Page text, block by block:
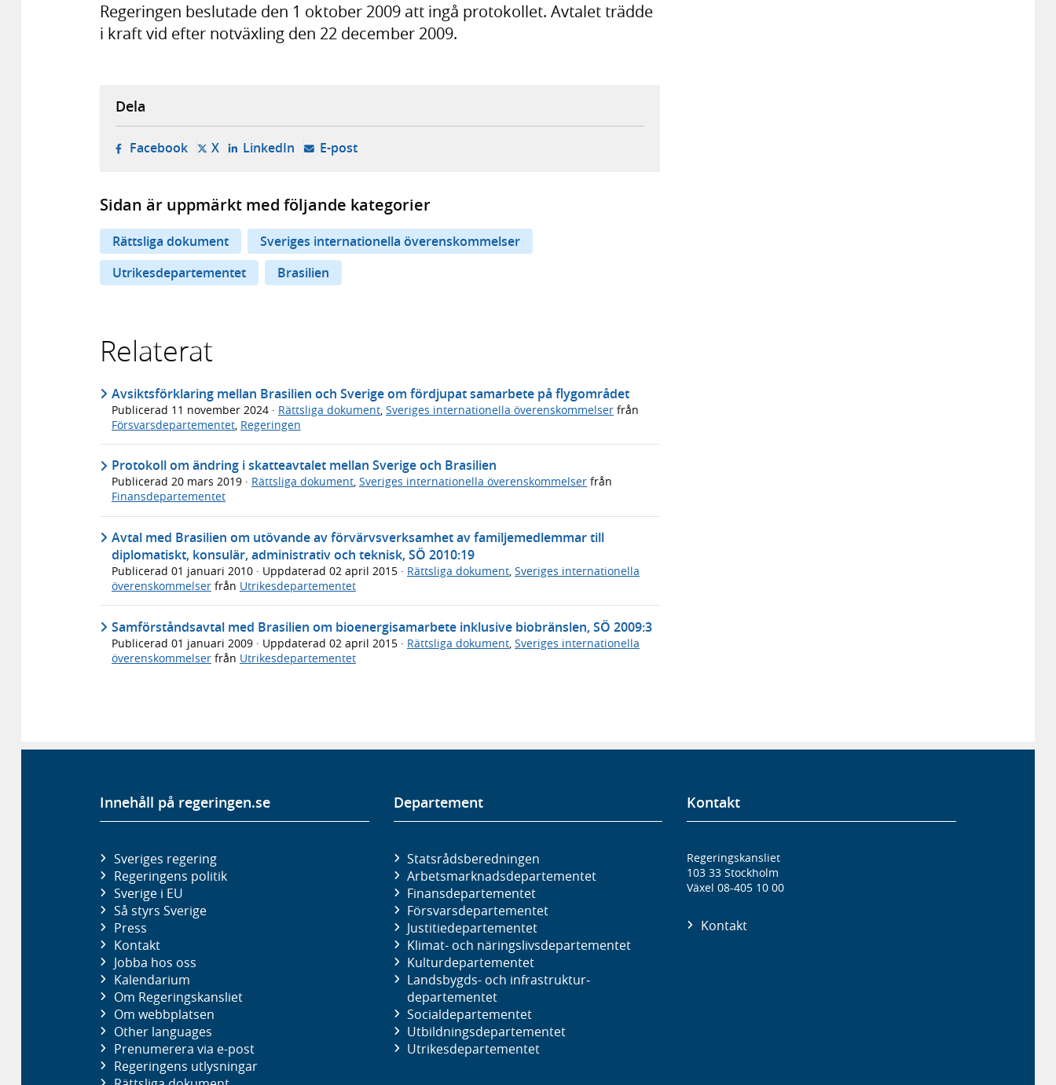
Regeringen beslutade den 1 oktober 2009 att ingå protokollet. Avtalet trädde
i kraft vid efter notväxling den 22 december 2009.
Dela
Facebook- öppnas i ny flik, extern webbplats,
X- öppnas i ny flik, extern webbplats,
LinkedIn- öppnas i ny flik, extern webbplats,
E-post- öppnar din e-postklient,
Sidan är uppmärkt med följande kategorier
Rättsliga dokument
Sveriges internationella överenskommelser
Utrikesdepartementet
Brasilien
Relaterat
Avsiktsförklaring mellan Brasilien och Sverige om fördjupat samarbete på flygområdet
Publicerad 11 november 2024 · Rättsliga dokument Sveriges internationella överenskommelser från
Försvarsdepartementet Regeringen
Protokoll om ändring i skatteavtalet mellan Sverige och Brasilien
Publicerad 20 mars 2019 · Rättsliga dokument, Sveriges internationella överenskommelser från
Finansdepartementet
Avtal med Brasilien om utövande av förvärvsverksamhet av familjemedlemmar till
diplomatiskt, konsulär, administrativ och teknisk, SÖ 2010:19
Publicerad 01 januari 2010 · Uppdaterad 02 april 2015 · Rättsliga dokument, Sveriges internationella
överenskommelser från Utrikesdepartementet
Samförståndsavtal med Brasilien om bioenergisamarbete inklusive biobränslen, SÖ 2009:3
Publicerad 01 januari 2009 · Uppdaterad 02 april 2015 · Rättsliga dokument Sveriges internationella
överenskommelser från Utrikesdepartementet
Innehåll på regeringen.se
Sveriges regering
Regeringens politik
Sverige i EU
Så styrs Sverige
Press
Kontakt
Jobba hos oss
Kalendarium
Om Regeringskansliet
Om webbplatsen
Other languages
Prenumerera via e-post
Regeringens utlysningar
Departement
Statsrådsberedningen
Arbetsmarknads­departementet
Finans­departementet
Försvars­departementet
Justitie­departementet
Klimat- och näringslivs­departementet
Kultur­departementet
Landsbygds- och infrastruktur­
departementet
Social­departementet
Utbildnings­departementet
Utrikes­departementet
Kontakt
Regeringskansliet
103 33 Stockholm
Växel 08-405 10 00
Kontakt